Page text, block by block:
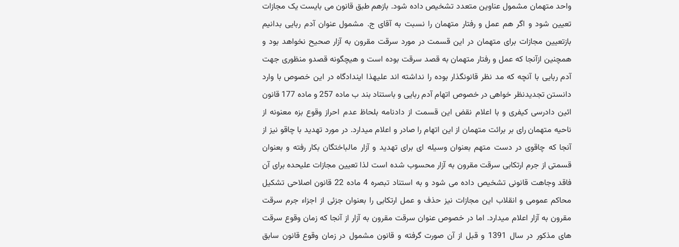
واحد متهمان مشمول عناوین متعدد تشخیص داده شود. بازهم طبق قانون می بایست یک مجازات
تعیین شود و اگر هم عمل و رفتار متهمان را نسبت به آقای ج. مشمول عنوان آدم ربایی بدانیم
بازتعیین مجازات برای متهمان در این قسمت در مورد سرقت مقرون به آزار صحیح نخواهد بود و
همچنین ازآنجا که عمل و رفتار متهمان به قصد سرقت بوده است و هیچگونه قصدو منظوری جهت
آدم ربایی با آنچه که مد نظر قانونگذار بوده را نداشته اند علیهذا ایندادگاه در این خصوص با وارد
دانستن تجدیدنظر خواهی در خصوص اتهام آدم ربایی و باستناد بند ب ماده 257 و ماده 177 قانون
ائین دادرسی کیفری و با اعلام نقض این قسمت از دادنامه بلحاظ عدم احراز وقوع بزه معنونه از
ناحیه متهمان رای بر برائت متهمان از این اتهام را صادر و اعلام میدارد. در مورد تهدید با چاقو نیز از
آنجا که چاقوی در دست متهم بعنوان وسیله ای برای تهدید و آزار مالباختگان بکار رفته و بعنوان
قسمتی از جرم ارتکابی سرقت مقرون به آزار محسوب شده است لذا تعیین مجازات علیحده برای آن
فاقد وجاهت قانونی تشخیص داده می شود و به استناد تبصره 4 ماده 22 قانون اصلاحی تشکیل
محاکم عمومی و انقلاب این مجازات نیز حذف و عمل ارتکابی را بعنوان جزئی از اجزاء جرم سرقت
مقرون به آزار اعلام میدارد. اما در خصوص عنوان سرقت مقرون به آزار از آنجا که زمان وقوع سرقت
های مذکور در سال 1391 و قبل از آن صورت گرفته و قانون مشمول در زمان وقوع قانون سابق